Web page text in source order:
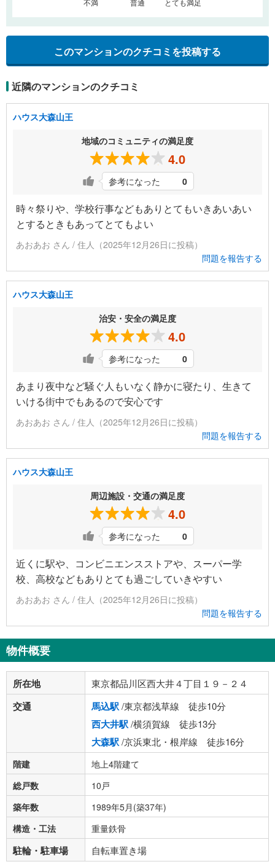
不満 普通 とても満足
このマンションのクチコミを投稿する
近隣のマンションのクチコミ
ハウス大森山王
地域のコミュニティの満足度
4.0
参考になった 0
時々祭りや、学校行事などもありとてもいきあいあい
とするときもあってとてもよい
あおあお さん / 住人（2025年12月26日に投稿）
問題を報告する
ハウス大森山王
治安・安全の満足度
4.0
参考になった 0
あまり夜中など騒ぐ人もいなく静かに寝たり、生きて
いける街中でもあるので安心です
あおあお さん / 住人（2025年12月26日に投稿）
問題を報告する
ハウス大森山王
周辺施設・交通の満足度
4.0
参考になった 0
近くに駅や、コンビニエンスストアや、スーパー学
校、高校などもありとても過ごしていきやすい
あおあお さん / 住人（2025年12月26日に投稿）
問題を報告する
物件概要
所在地 東京都品川区西大井４丁目１９－２４
交通 馬込駅/東京都浅草線 徒歩10分
西大井駅/横須賀線 徒歩13分
大森駅/京浜東北・根岸線 徒歩16分
階建
地上4階建て
総戸数
10戸
築年数
1989年5月(築37年)
構造・工法
重量鉄骨
駐輪・駐車場 自転車置き場